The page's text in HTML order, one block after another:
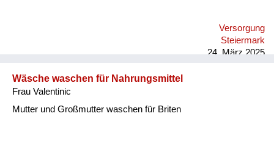
Versorgung
Steiermark
24. März 2025
Wäsche waschen für Nahrungsmittel
Frau Valentinic
Mutter und Großmutter waschen für Briten